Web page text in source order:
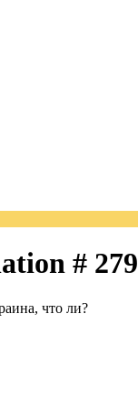
# 279
что ли?